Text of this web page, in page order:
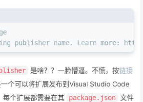
publisher name. Learn more:
是啥？？一脸懵逼。不慌，按链接
个可以将扩展发布到Visual Studio Code
个扩展都需要在其
package.json 文件